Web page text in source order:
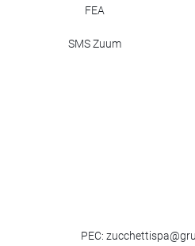
FEA
SMS Zuum
PEC: